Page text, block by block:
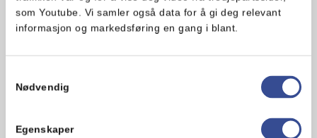
som Youtube. Vi samler også data for å gi deg relevant
informasjon og markedsføring en gang i blant.
Nødvendig
Egenskaper
mandler.